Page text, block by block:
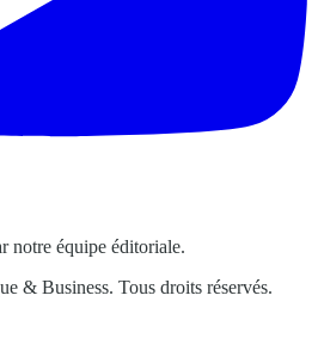
notre équipe éditoriale.
& Business. Tous droits réservés.